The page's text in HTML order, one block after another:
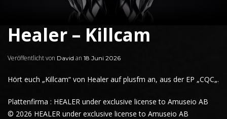
Healer – Killcam
Veröffentlicht von David an 18 Juni 2026
Hört euch „Killcam“ von Healer aufplusfm an, aus der EP „CQC„.
Plattenfirma : HEALER under exclusive license to Amuseio AB
© 2026 HEALER under exclusive license to Amuseio AB